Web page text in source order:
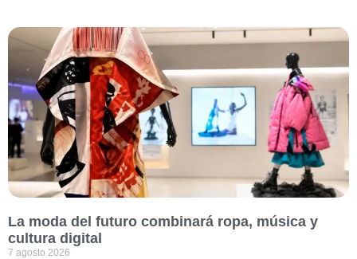
La moda del futuro combinará ropa, música y
cultura digital
7 agosto 2026